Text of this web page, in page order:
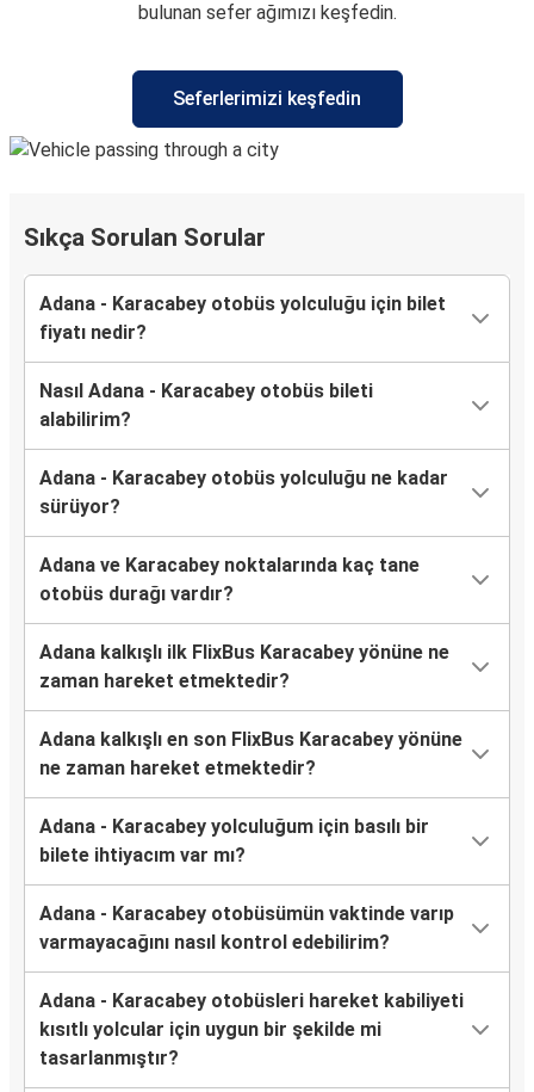
bulunan sefer ağımızı keşfedin.
Seferlerimizi keşfedin
Sıkça Sorulan Sorular
Adana - Karacabey otobüs yolculuğu için bilet
fiyatı nedir?
Nasıl Adana - Karacabey otobüs bileti
alabilirim?
Adana - Karacabey otobüs yolculuğu ne kadar
sürüyor?
Adana ve Karacabey noktalarında kaç tane
otobüs durağı vardır?
Adana kalkışlı ilk FlixBus Karacabey yönüne ne
zaman hareket etmektedir?
Adana kalkışlı en son FlixBus Karacabey yönüne
ne zaman hareket etmektedir?
Adana - Karacabey yolculuğum için basılı bir
bilete ihtiyacım var mı?
Adana - Karacabey otobüsümün vaktinde varıp
varmayacağını nasıl kontrol edebilirim?
Adana - Karacabey otobüsleri hareket kabiliyeti
kısıtlı yolcular için uygun bir şekilde mi
tasarlanmıştır?